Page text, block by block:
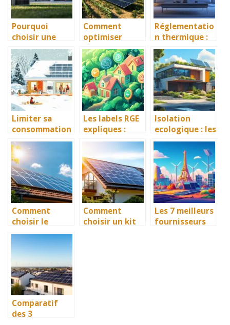
chaleur
Pourquoi
choisir une
pompe à
chaleur à Lyon
pour une
solution
écologique et
économique
Comment
optimiser
votre
installation de
panneaux
solaires à
Bordeaux pour
maximiser les
avantages
financiers et
environnement
Réglementatio
n thermique :
La VMC, l’allié
légal pour
diminuer vos
dépenses de
chauffage
Limiter sa
consommation
énergétique en
hiver
Les labels RGE
expliques :
Votre guide
pour choisir le
bon artisan
certifie
Isolation
ecologique : les
meilleures
techniques
pour ameliorer
votre habitat
existant
Comment
choisir le
meilleur
matériel
solaire pour
votre
installation à
domicile :
critères de
qualité et
certifications
Comment
choisir un kit
Les 7 meilleurs
fournisseurs
Comparatif
des 3